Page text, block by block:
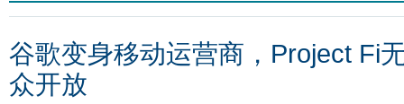
谷歌变身移动运营商，Project Fi
众开放